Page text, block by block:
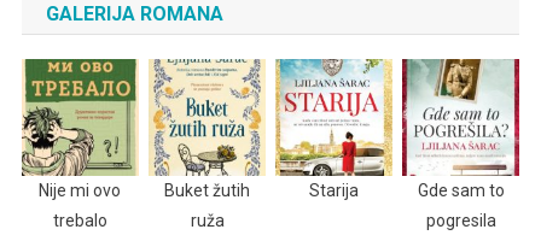
GALERIJA ROMANA
Nije mi ovo
trebalo
Buket žutih
ruža
Starija
Gde sam to
pogresila